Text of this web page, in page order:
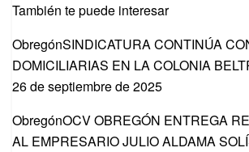
También te puede interesar
ObregónSINDICATURA CONTINÚA
DOMICILIARIAS EN LA COLONIA
26 de septiembre de 2025
ObregónOCV OBREGÓN ENTREGA
AL EMPRESARIO JULIO ALDAMA